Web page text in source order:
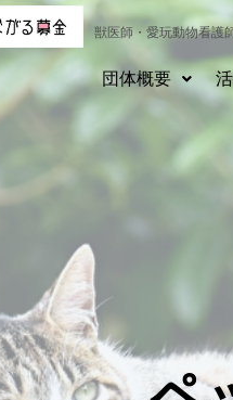
獣医師・愛玩動物看護
団体概要